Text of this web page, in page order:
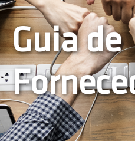
Guia de